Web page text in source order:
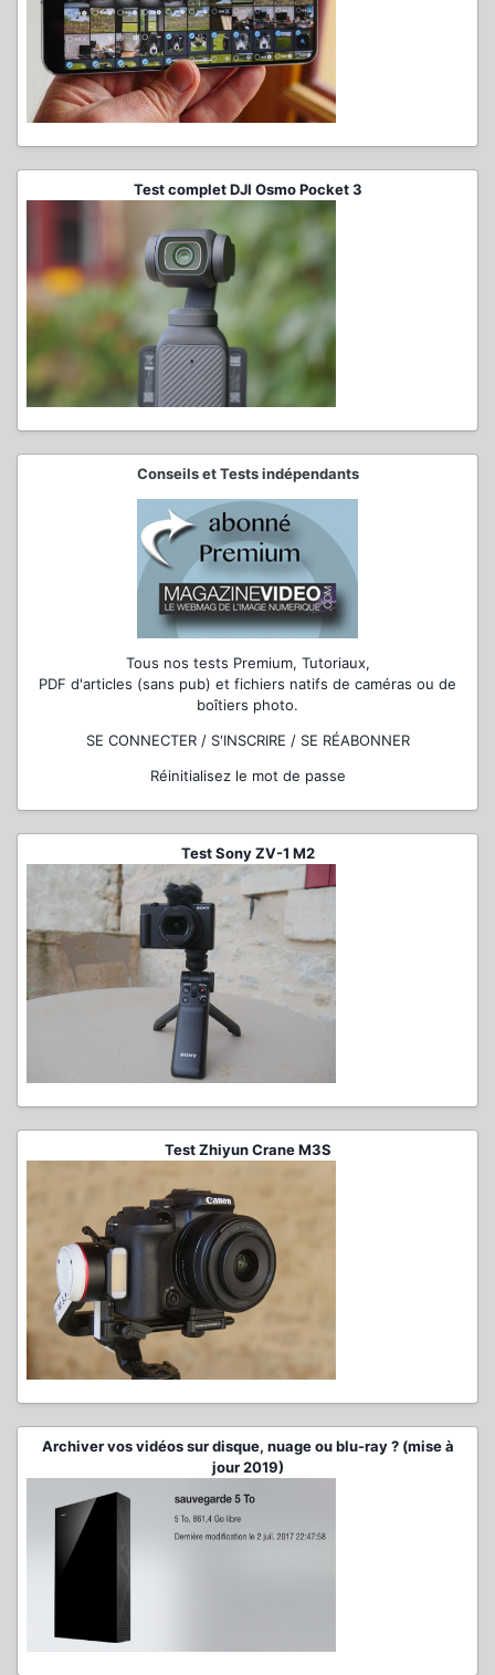
Test complet DJI Osmo Pocket 3
Conseils et Tests indépendants
Tous nos tests Premium, Tutoriaux,
PDF d'articles (sans pub) et fichiers natifs de caméras ou de
boîtiers photo.
SE CONNECTER / S'INSCRIRE / SE RÉABONNER
Réinitialisez le mot de passe
Test Sony ZV-1 M2
Test Zhiyun Crane M3S
Archiver vos vidéos sur disque, nuage ou blu-ray ? (mise à
jour 2019)